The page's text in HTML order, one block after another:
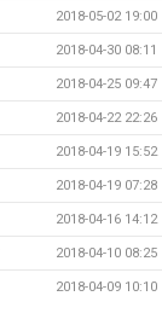
2018-05-02 19:00
2018-04-30 08:11
2018-04-25 09:47
2018-04-22 22:26
2018-04-19 15:52
2018-04-19 07:28
2018-04-16 14:12
2018-04-10 08:25
2018-04-09 10:10